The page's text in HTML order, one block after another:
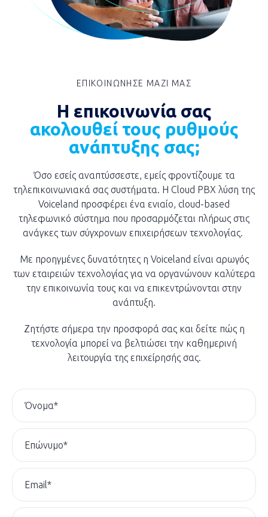
ΕΠΙΚΟΙΝΩΝΗΣΕ ΜΑΖΙ ΜΑΣ
Η επικοινωνία σας
ακολουθεί τους ρυθμούς
ανάπτυξης σας;
Όσο εσείς αναπτύσσεστε, εμείς φροντίζουμε τα
τηλεπικοινωνιακά σας συστήματα. Η Cloud PBX λύση της
Voiceland προσφέρει ένα ενιαίο, cloud-based
τηλεφωνικό σύστημα που προσαρμόζεται πλήρως στις
ανάγκες των σύγχρονων επιχειρήσεων τεχνολογίας.
Με προηγμένες δυνατότητες η Voiceland είναι αρωγός
των εταιρειών τεχνολογίας για να οργανώνουν καλύτερα
την επικοινωνία τους και να επικεντρώνονται στην
ανάπτυξη.
Ζητήστε σήμερα την προσφορά σας και δείτε πώς η
τεχνολογία μπορεί να βελτιώσει την καθημερινή
λειτουργία της επιχείρησής σας.